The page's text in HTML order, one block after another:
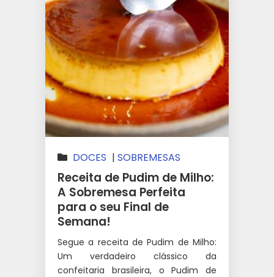
DOCES | SOBREMESAS
Receita de Pudim de Milho:
A Sobremesa Perfeita
para o seu Final de
Semana!
Segue a receita de Pudim de Milho:
Um verdadeiro clássico da
confeitaria brasileira, o Pudim de